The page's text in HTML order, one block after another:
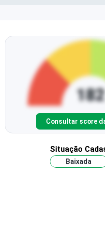
Consultar score
Situação
Baixada